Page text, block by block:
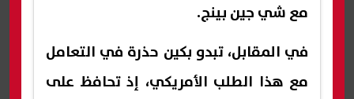
مع شي جين بينج.
في المقابل، تبدو بكين حذرة في التعامل
مع هذا الطلب الأمريكي، إذ تحافظ على